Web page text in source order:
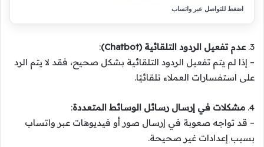
اضغط للتواصل عبر واتساب
3. عدم تفعيل الردود التلقائية (Chatbot)
:
– إذا لم يتم تفعيل الردود التلقائية بشكل صحيح، فقد لا يتم الرد
على استفسارات العملاء تلقائيًا.
4. مشكلات في إرسال رسائل الوسائط المتعددة:
– قد تواجه صعوبة في إرسال صور أو فيديوهات عبر واتساب
بسبب إعدادات غير صحيحة.